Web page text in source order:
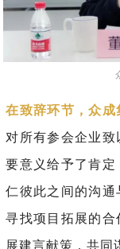
在致辞环节，众成
对所有参会企业
要意义给予了肯定
仁彼此之间的沟通
寻找项目拓展的
展建言献策，共同